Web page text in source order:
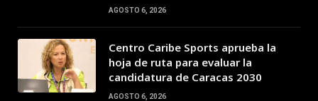
AGOSTO 6, 2026
Centro Caribe Sports aprueba la
hoja de ruta para evaluar la
candidatura de Caracas 2030
AGOSTO 6, 2026